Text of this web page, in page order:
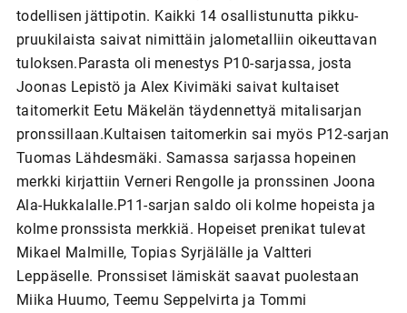
todellisen jättipotin. Kaikki 14 osallistunutta pikku-
pruukilaista saivat nimittäin jalometalliin oikeuttavan
tuloksen.Parasta oli menestys P10-sarjassa, josta
Joonas Lepistö ja Alex Kivimäki saivat kultaiset
taitomerkit Eetu Mäkelän täydennettyä mitalisarjan
pronssillaan.Kultaisen taitomerkin sai myös P12-sarjan
Tuomas Lähdesmäki. Samassa sarjassa hopeinen
merkki kirjattiin Verneri Rengolle ja pronssinen Joona
Ala-Hukkalalle.P11-sarjan saldo oli kolme hopeista ja
kolme pronssista merkkiä. Hopeiset prenikat tulevat
Mikael Malmille, Topias Syrjälälle ja Valtteri
Leppäselle. Pronssiset lämiskät saavat puolestaan
Miika Huumo, Teemu Seppelvirta ja Tommi